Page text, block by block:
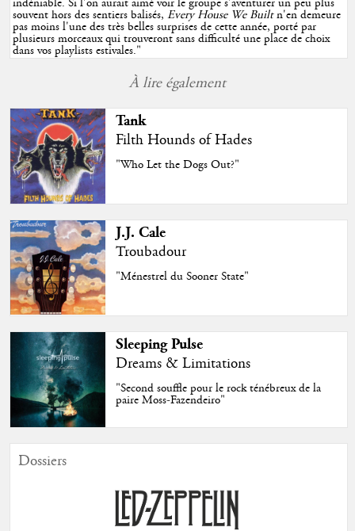
souvent hors des sentiers balisés,Every House We Builtn'en demeure
pas moins l'une des très belles surprises de cette année, porté par
plusieurs morceaux qui trouveront sans difficulté une place de choix
dans vos playlists estivales."
À lire également
Tank
Filth Hounds of Hades
"Who Let the Dogs Out?"
J.J. Cale
Troubadour
"Ménestrel du Sooner State"
Sleeping Pulse
Dreams & Limitations
"Second souffle pour le rock ténébreux de la
paire Moss-Fazendeiro"
Dossiers